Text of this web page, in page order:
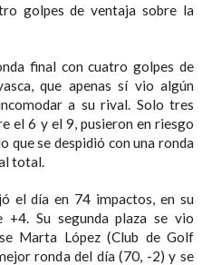
golpes de ventaja sobre la
final con cuatro golpes de
que apenas sí vio algún
a su rival. Solo tres
el 6 y el 9, pusieron en riesgo
que se despidió con una ronda
total.
el día en 74 impactos, en su
+4. Su segunda plaza se vio
Marta López (Club de Golf
ronda del día (70, -2) y se